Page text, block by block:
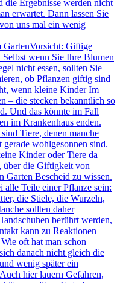
die Ergebnisse werden nicht
erwartet. Dann lassen Sie
uns mal ein wenig
GartenVorsicht: Giftige
wenn Sie Ihre Blumen
nicht essen, sollten Sie
ob Pflanzen giftig sind
wenn kleine Kinder Im
– die stecken bekanntlich so
Und das könnte im Fall
im Krankenhaus enden.
Tiere, denen manche
gerade wohlgesonnen sind.
Kinder oder Tiere da
über die Giftigkeit von
Garten Bescheid zu wissen.
alle Teile einer Pflanze sein:
die Stiele, die Wurzeln,
sollten daher
berührt werden,
kann zu Reaktionen
oft hat man schon
danach nicht gleich die
wenig später ein
hier lauern Gefahren,